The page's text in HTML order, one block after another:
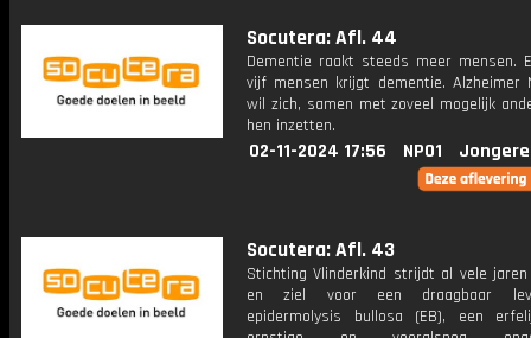
Socutera: Afl. 44
Dementie raakt steeds meer mensen.
vijf mensen krijgt dementie. Alzheimer
wil zich, samen met zoveel mogelijk
hen inzetten.
02-11-2024 17:56 NPO1
Socutera: Afl. 43
Stichting Vlinderkind strijdt al vele
en ziel voor een draagbaar
epidermolysis bullosa (EB), een